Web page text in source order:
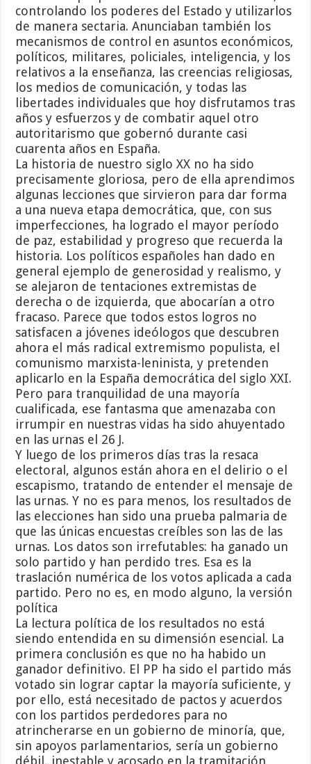
controlando los poderes del Estado y utilizarlos
de manera sectaria. Anunciaban también los
mecanismos de control en asuntos económicos,
políticos, militares, policiales, inteligencia, y los
relativos a la enseñanza, las creencias religiosas,
los medios de comunicación, y todas las
libertades individuales que hoy disfrutamos tras
años y esfuerzos y de combatir aquel otro
autoritarismo que gobernó durante casi
cuarenta años en España.
La historia de nuestro siglo XX no ha sido
precisamente gloriosa, pero de ella aprendimos
algunas lecciones que sirvieron para dar forma
a una nueva etapa democrática, que, con sus
imperfecciones, ha logrado el mayor período
de paz, estabilidad y progreso que recuerda la
historia. Los políticos españoles han dado en
general ejemplo de generosidad y realismo, y
se alejaron de tentaciones extremistas de
derecha o de izquierda, que abocarían a otro
fracaso. Parece que todos estos logros no
satisfacen a jóvenes ideólogos que descubren
ahora el más radical extremismo populista, el
comunismo marxista-leninista, y pretenden
aplicarlo en la España democrática del siglo XXI.
Pero para tranquilidad de una mayoría
cualificada, ese fantasma que amenazaba con
irrumpir en nuestras vidas ha sido ahuyentado
en las urnas el 26 J.
Y luego de los primeros días tras la resaca
electoral, algunos están ahora en el delirio o el
escapismo, tratando de entender el mensaje de
las urnas. Y no es para menos, los resultados de
las elecciones han sido una prueba palmaria de
que las únicas encuestas creíbles son las de las
urnas. Los datos son irrefutables: ha ganado un
solo partido y han perdido tres. Esa es la
traslación numérica de los votos aplicada a cada
partido. Pero no es, en modo alguno, la versión
política
La lectura política de los resultados no está
siendo entendida en su dimensión esencial. La
primera conclusión es que no ha habido un
ganador definitivo. El PP ha sido el partido más
votado sin lograr captar la mayoría suficiente, y
por ello, está necesitado de pactos y acuerdos
con los partidos perdedores para no
atrincherarse en un gobierno de minoría, que,
sin apoyos parlamentarios, sería un gobierno
débil, inestable y acosado en la tramitación